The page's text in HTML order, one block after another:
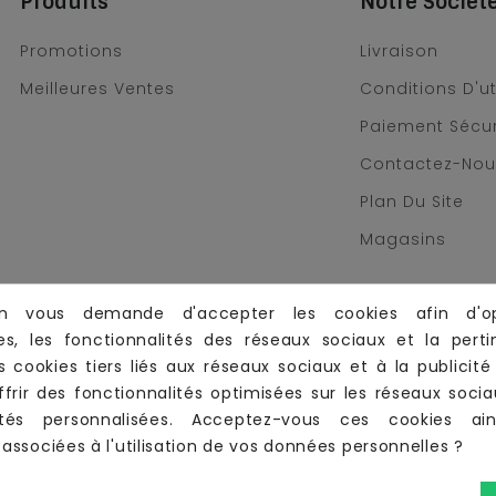
Promotions
Meilleures Ventes
Livraison
Conditions
Paiement
Contactez-
Plan Du Site
Magasins
vous demande d'accepter les cookies afin
les fonctionnalités des réseaux sociaux et la
cookies tiers liés aux réseaux sociaux et à la
des fonctionnalités optimisées sur les réseaux
personnalisées. Acceptez-vous ces cookies
à l'utilisation de vos données personnelles ?